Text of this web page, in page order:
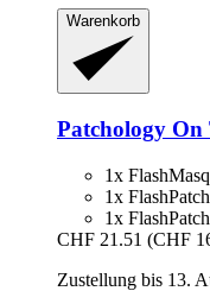
Warenkorb
Patchology On
1x
1x
1x
CHF 21.51 (CHF
Zustellung bis 13.